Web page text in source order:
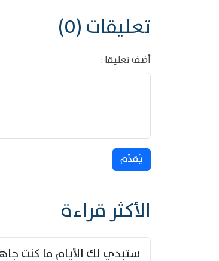
تعليقات (0)
أضف تعليقا :
يُقدِّم
الأكثر قراءة